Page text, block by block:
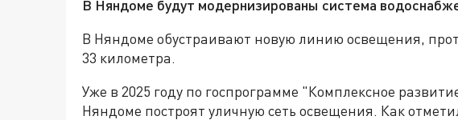
В Няндоме будут модернизированы система
В Няндоме обустраивают новую линию освещения,
33 километра.
Уже в 2025 году по госпрограмме "Комплексное
Няндоме построят уличную сеть освещения. Как